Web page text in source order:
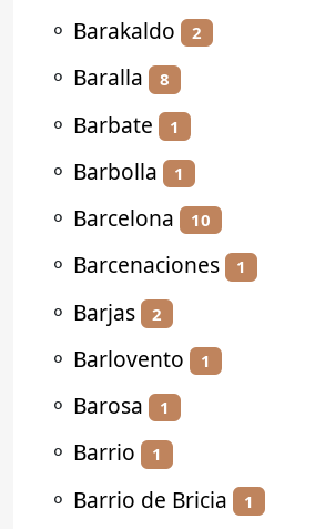
⚬ Barakaldo 2
⚬ Baralla 8
⚬ Barbate 1
⚬ Barbolla 1
⚬ Barcelona 10
⚬ Barcenaciones 1
⚬ Barjas 2
⚬ Barlovento 1
⚬ Barosa 1
⚬ Barrio 1
⚬ Barrio de Bricia 1